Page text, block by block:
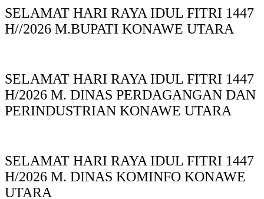
SELAMAT HARI RAYA IDUL FITRI 1447
H//2026 M.BUPATI KONAWE UTARA
SELAMAT HARI RAYA IDUL FITRI 1447
H/2026 M. DINAS PERDAGANGAN DAN
PERINDUSTRIAN KONAWE UTARA
SELAMAT HARI RAYA IDUL FITRI 1447
H/2026 M. DINAS KOMINFO KONAWE
UTARA